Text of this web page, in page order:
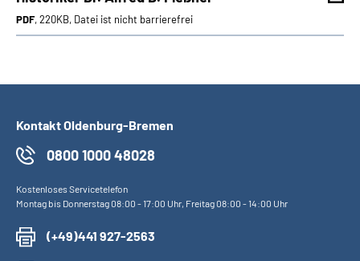
PDF, 220KB, Datei ist nicht barrierefrei
Kontakt Oldenburg-Bremen
0800 1000 48028
Kostenloses Servicetelefon
Montag bis Donnerstag 08:00 - 17:00 Uhr, Freitag 08:00 - 14:00 Uhr
(+49)441 927-2563